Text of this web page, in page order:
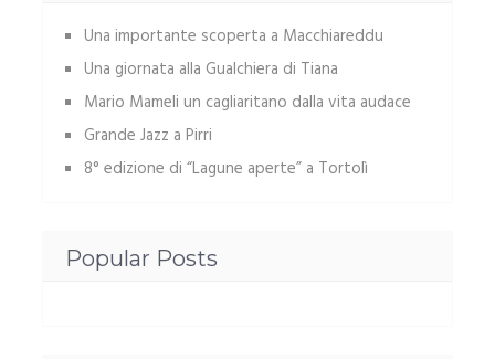
Una importante scoperta a Macchiareddu
Una giornata alla Gualchiera di Tiana
Mario Mameli un cagliaritano dalla vita audace
Grande Jazz a Pirri
8° edizione di “Lagune aperte” a Tortolì
Popular Posts